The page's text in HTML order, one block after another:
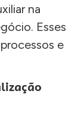
na
Esses
e